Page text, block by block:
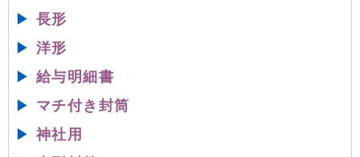
▶ 長形
▶ 洋形
▶ 給与明細書
▶ マチ付き封筒
▶ 神社用